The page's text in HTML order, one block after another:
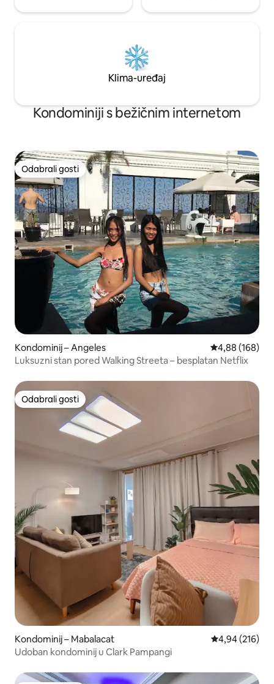
Klima-uređaj
Kondominiji s bežičnim internetom
Odabrali gosti
Odabrali gosti
Kondominij – Angeles Prosječna
4,88 (168)
Luksuzni stan pored Walking Streeta – besplatan Netflix
Odabrali gosti
Odabrali gosti
Kondominij – Mabalacat Prosječna
4,94 (216)
Udoban kondominij u Clark Pampangi